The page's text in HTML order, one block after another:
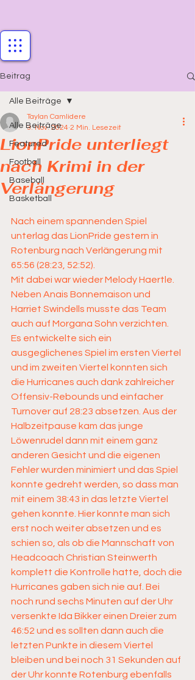
Beitrag
Alle Beiträge
Featured
Football
Baseball
Basketball
Alle Beiträge
LionPride unterliegt
nach Krimi in der
Verlängerung
Taylan Camlidere
3. Nov. 2024 2 Min. Lesezeit
Nach einem spannenden Spiel
unterlag das LionPride gestern in
Rotenburg nach Verlängerung mit
65:56 (28:23, 52:52).
Mit dabei war wieder Melody Haertle.
Neben Anais Bonnemaison und
Harriet Swindells musste das Team
auch auf Morgana Sohn verzichten.
Es entwickelte sich ein
ausgeglichenes Spiel im ersten Viertel
und im zweiten Viertel konnten sich
die Hurricanes auch dank zahlreicher
Offensiv-Rebounds und einfacher
Turnover auf 28:23 absetzen. Aus der
Halbzeitpause kam das junge
Löwenrudel dann mit einem ganz
anderen Gesicht und die eigenen
Fehler wurden minimiert und das Spiel
konnte gedreht werden, so dass man
mit einem 38:43 in das letzte Viertel
gehen konnte. Hier konnte man sich
erst noch weiter absetzen und es
schien so, als ob die Mannschaft von
Headcoach Christian Steinwerth
komplett die Kontrolle hatte, doch die
Hurricanes gaben sich nie auf. Bei
noch rund sechs Minuten auf der Uhr
versenkte Ida Bikker einen Dreier zum
46:52 und es sollten dann auch die
letzten Punkte in diesem Viertel
bleiben und bei noch 31 Sekunden auf
der Uhr konnte Rotenburg ebenfalls